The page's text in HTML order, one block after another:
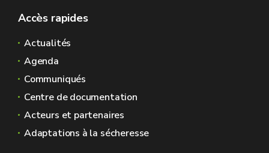
Accès rapides
Actualités
Agenda
Communiqués
Centre de documentation
Acteurs et partenaires
Adaptations à la sécheresse